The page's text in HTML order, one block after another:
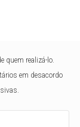
quem realizá-lo.
em desacordo